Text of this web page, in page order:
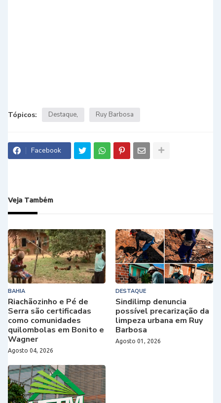
Tópicos: Destaque Ruy Barbosa
Facebook
Veja Também
BAHIA
Riachãozinho e Pé de
Serra são certificadas
como comunidades
quilombolas em Bonito e
Wagner
Agosto 04, 2026
DESTAQUE
Sindilimp denuncia
possível precarização da
limpeza urbana em Ruy
Barbosa
Agosto 01, 2026